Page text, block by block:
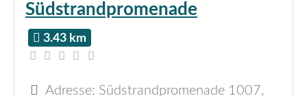
Südstrandpromenade
3.43 km
Adresse: Südstrandpromenade 1007,